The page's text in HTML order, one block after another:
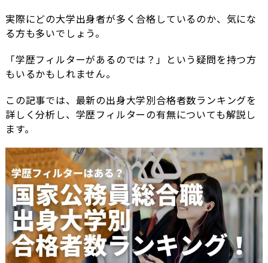
実際にどの大学出身者が多く合格しているのか、気にな
る方も多いでしょう。
「学歴フィルターがあるのでは？」という疑問を持つ方
もいるかもしれません。
この記事では、最新の出身大学別合格者数ランキングを
詳しく分析し、学歴フィルターの有無についても解説し
ます。